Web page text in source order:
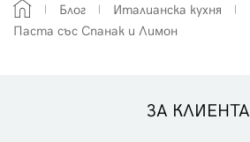
Блог
Италианска кухня
Паста със Спанак и Лимон
ЗА КЛИЕНТА